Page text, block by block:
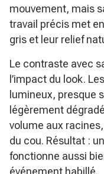
mouvement, mais
travail précis met
gris et leur relief
Le contraste avec
l’impact du look.
lumineux, presque
légèrement
volume aux
du cou. Résultat :
fonctionne aussi
événement habillé.